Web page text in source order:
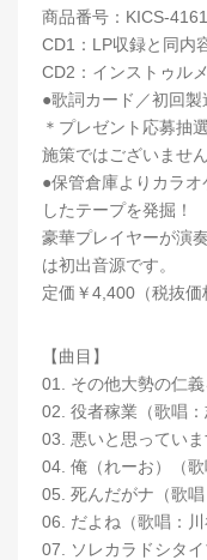
商品番号：KICS-
CD1：LP収録と同内
CD2：インストゥル
●歌詞カード／初回
＊プレゼント応募抽
施策ではございません
●保管倉庫よりカラ
したテープを発掘！
豪華プレイヤーが演
は初出音源です。
定価￥4,400（税抜価
【曲目】
01. その他大勢の仁義
02. 役者稼業（歌唱：
03. 悪いと思っていま
04. 俺（れーお）（歌
05. 死んだがナ（歌唱
06. だよね（歌唱：川
07. ソレカラドシタ